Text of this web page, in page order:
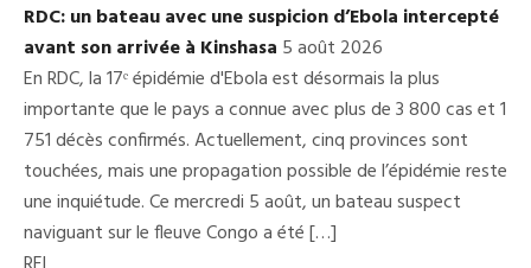
RDC: un bateau avec une suspicion d’Ebola intercepté
avant son arrivée à Kinshasa 5 août 2026
En RDC, la 17ᵉ épidémie d'Ebola est désormais la plus
importante que le pays a connue avec plus de 3 800 cas et 1
751 décès confirmés. Actuellement, cinq provinces sont
touchées, mais une propagation possible de l’épidémie reste
une inquiétude. Ce mercredi 5 août, un bateau suspect
naviguant sur le fleuve Congo a été […]